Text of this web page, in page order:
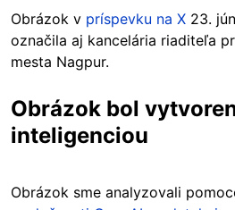
Obrázok v príspevku na X 23.
označila aj kancelária riaditeľa
mesta Nagpur.
Obrázok bol
inteligenciou
Obrázok sme analyzovali